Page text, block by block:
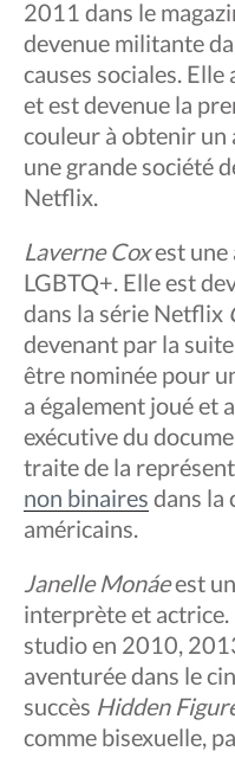
2011 dans le
devenue militante
causes sociales.
et est devenue la
couleur à obtenir un
une grande société
Netflix.
Laverne Coxest une
LGBTQ+. Elle est
dans la série Netflix
devenant par la
être nominée pour
a également joué et
exécutive du
traite de la
non binaires dans la
américains.
Janelle Monáeest
interprète et
studio en 2010,
aventurée dans le
succès Hidden
comme bisexuelle,